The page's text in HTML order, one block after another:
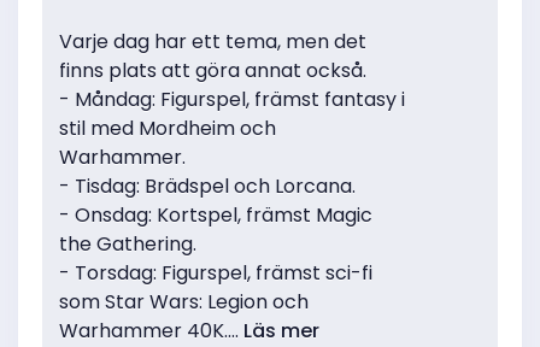
Varje dag har ett tema, men det
finns plats att göra annat också.
- Måndag: Figurspel, främst fantasy i
stil med Mordheim och
Warhammer.
- Tisdag: Brädspel och Lorcana.
- Onsdag: Kortspel, främst Magic
the Gathering.
- Torsdag: Figurspel, främst sci-fi
som Star Wars: Legion och
Warhammer 40K.... Läs mer